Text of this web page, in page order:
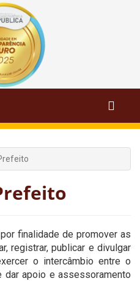
finalidade de promover as
registrar, publicar e divulgar
o intercâmbio entre o
apoio e assessoramento